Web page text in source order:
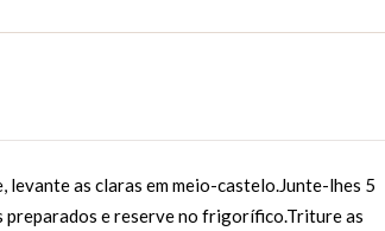
levante as claras em meio-castelo.Junte-lhes 5
preparados e reserve no frigorífico.Triture as